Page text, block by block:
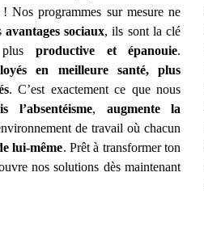
Nos programmes sur mesure ne
avantages sociaux, ils sont la clé
plus productive et épanouie.
en meilleure santé, plus
. C’est exactement ce que nous
l’absentéisme, augmente la
de travail où chacun
lui-même. Prêt à transformer ton
nos solutions dès maintenant